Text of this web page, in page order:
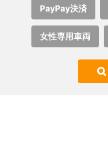
PayPay決済
女性専用車両